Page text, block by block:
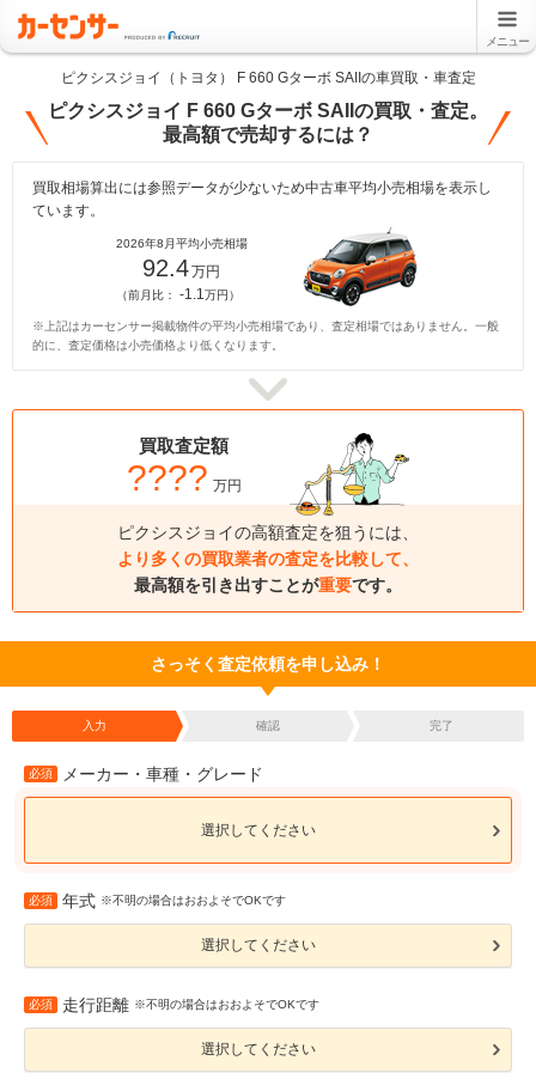
メニュー
ピクシスジョイ（トヨタ） F 660 Gターボ SAIIの車買取・車査定
ピクシスジョイ F 660 Gターボ SAIIの買取・査定。
最高額で売却するには？
買取相場算出には参照データが少ないため中古車平均小売相場を表示し
ています。
2026年8月平均小売相場
92.4万円
（前月比： -1.1万円）
※上記はカーセンサー掲載物件の平均小売相場であり、査定相場ではありません。一般
的に、査定価格は小売価格より低くなります。
買取査定額
???? 万円
ピクシスジョイの高額査定を狙うには、
より多くの買取業者の査定を比較して、
最高額を引き出すことが重要です。
さっそく査定依頼を申し込み！
入力 確認 完了
必須 メーカー・車種・グレード
選択してください
必須 年式 ※不明の場合はおおよそでOKです
選択してください
必須 走行距離 ※不明の場合はおおよそでOKです
選択してください